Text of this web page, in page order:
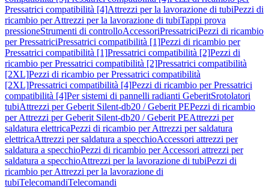
Pressatrici compatibilità [4]Attrezzi per la lavorazione di tubiPezzi di
ricambio per Attrezzi per la lavorazione di tubiTappi prova
pressioneStrumenti di controlloAccessoriPressatriciPezzi di ricambio
per PressatriciPressatrici compatibilità [1]Pezzi di ricambio per
Pressatrici compatibilità [1]Pressatrici compatibilità [2]Pezzi di
ricambio per Pressatrici compatibilità [2]Pressatrici compatibilità
[2XL]Pezzi di ricambio per Pressatrici compatibilità
[2XL]Pressatrici compatibilità [4]Pezzi di ricambio per Pressatrici
compatibilità [4]Per sistemi di pannelli radianti GeberitSrotolatori
tubiAttrezzi per Geberit Silent-db20 / Geberit PEPezzi di ricambio
per Attrezzi per Geberit Silent-db20 / Geberit PEAttrezzi per
saldatura elettricaPezzi di ricambio per Attrezzi per saldatura
elettricaAttrezzi per saldatura a specchioAccessori attrezzi per
saldatura a specchioPezzi di ricambio per Accessori attrezzi per
saldatura a specchioAttrezzi per la lavorazione di tubiPezzi di
ricambio per Attrezzi per la lavorazione di
tubiTelecomandiTelecomandi